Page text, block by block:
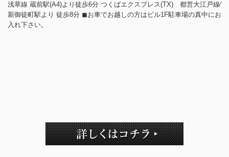
浅草線 蔵前駅(A4)より徒歩6分 つくばエクスプレス(TX) 都営大江戸線⁄
新御徒町駅より 徒歩8分 ◼︎お車でお越しの方はビル1F駐車場の真中にお
入れ下さい。